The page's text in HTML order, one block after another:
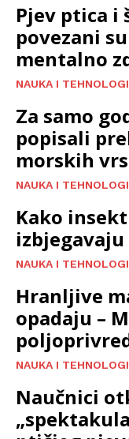
Pjev ptica i
povezani
mentalno
NAUKA I
Za samo
popisali
morskih
NAUKA I
Kako
NAUKA I
Hranljive
opadaju –
NAUKA I
Naučnici